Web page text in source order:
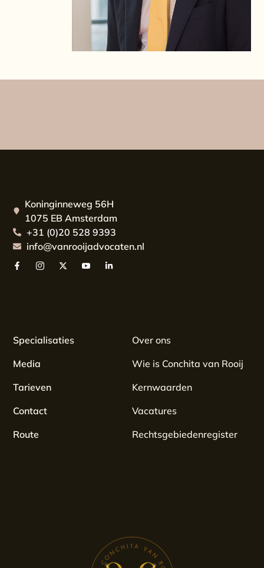
Over ons
Wie is Conchita van Rooij
Kernwaarden
Vacatures
Rechtsgebiedenregister
Specialisaties
Media
Tarieven
Contact
Route
Koninginneweg 56H
1075 EB Amsterdam
+31 (0)20 528 9393
info@vanrooijadvocaten.nl